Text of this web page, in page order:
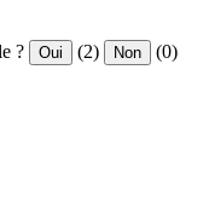
? Oui (2) Non (0)